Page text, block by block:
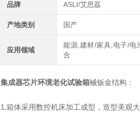
品牌 ASLI/艾思荔
产地类别 国产
应用领域
能源,建材/家具,电子/电
合
集成器芯片环境老化试验箱械钣金结构：
1.箱体采用数控机床加工成型，造型美观